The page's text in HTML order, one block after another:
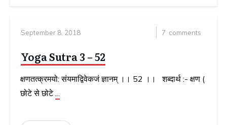
September 8, 2018 7 comments
Yoga Sutra 3 – 52
क्षणतत्क्रमयो: संयमाद्विवेकजं ज्ञानम् ।। 52 ।। शब्दार्थ :- क्षण (
छोटे से छोटे...